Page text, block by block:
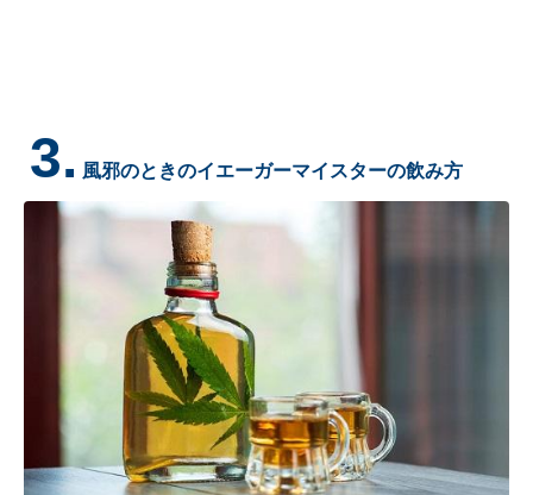
3. 風邪のときのイエーガーマイスターの飲み方